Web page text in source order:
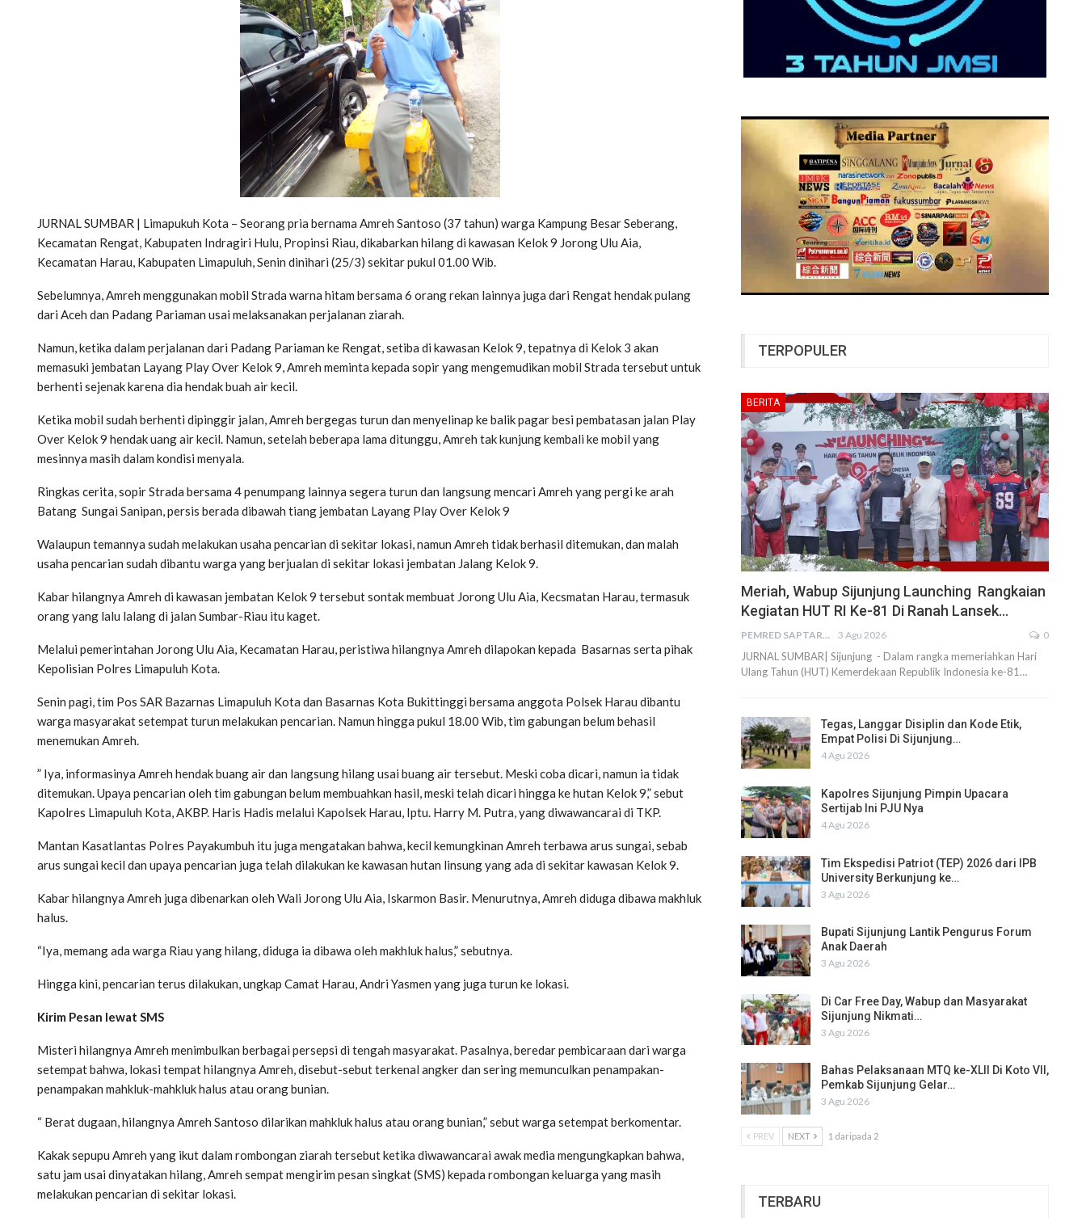
JURNAL SUMBAR | Limapukuh Kota – Seorang pria bernama Amreh Santoso (37 tahun) warga Kampung Besar Seberang,
Kecamatan Rengat, Kabupaten Indragiri Hulu, Propinsi Riau, dikabarkan hilang di kawasan Kelok 9 Jorong Ulu Aia,
Kecamatan Harau, Kabupaten Limapuluh, Senin dinihari (25/3) sekitar pukul 01.00 Wib.
Sebelumnya, Amreh menggunakan mobil Strada warna hitam bersama 6 orang rekan lainnya juga dari Rengat hendak pulang
dari Aceh dan Padang Pariaman usai melaksanakan perjalanan ziarah.
Namun, ketika dalam perjalanan dari Padang Pariaman ke Rengat, setiba di kawasan Kelok 9, tepatnya di Kelok 3 akan
memasuki jembatan Layang Play Over Kelok 9, Amreh meminta kepada sopir yang mengemudikan mobil Strada tersebut untuk
berhenti sejenak karena dia hendak buah air kecil.
Ketika mobil sudah berhenti dipinggir jalan, Amreh bergegas turun dan menyelinap ke balik pagar besi pembatasan jalan Play
Over Kelok 9 hendak uang air kecil. Namun, setelah beberapa lama ditunggu, Amreh tak kunjung kembali ke mobil yang
mesinnya masih dalam kondisi menyala.
Ringkas cerita, sopir Strada bersama 4 penumpang lainnya segera turun dan langsung mencari Amreh yang pergi ke arah
Batang Sungai Sanipan, persis berada dibawah tiang jembatan Layang Play Over Kelok 9
Walaupun temannya sudah melakukan usaha pencarian di sekitar lokasi, namun Amreh tidak berhasil ditemukan, dan malah
usaha pencarian sudah dibantu warga yang berjualan di sekitar lokasi jembatan Jalang Kelok 9.
Kabar hilangnya Amreh di kawasan jembatan Kelok 9 tersebut sontak membuat Jorong Ulu Aia, Kecsmatan Harau, termasuk
orang yang lalu lalang di jalan Sumbar-Riau itu kaget.
Melalui pemerintahan Jorong Ulu Aia, Kecamatan Harau, peristiwa hilangnya Amreh dilapokan kepada Basarnas serta pihak
Kepolisian Polres Limapuluh Kota.
Senin pagi, tim Pos SAR Bazarnas Limapuluh Kota dan Basarnas Kota Bukittinggi bersama anggota Polsek Harau dibantu
warga masyarakat setempat turun melakukan pencarian. Namun hingga pukul 18.00 Wib, tim gabungan belum behasil
menemukan Amreh.
” Iya, informasinya Amreh hendak buang air dan langsung hilang usai buang air tersebut. Meski coba dicari, namun ia tidak
ditemukan. Upaya pencarian oleh tim gabungan belum membuahkan hasil, meski telah dicari hingga ke hutan Kelok 9,” sebut
Kapolres Limapuluh Kota, AKBP. Haris Hadis melalui Kapolsek Harau, Iptu. Harry M. Putra, yang diwawancarai di TKP.
Mantan Kasatlantas Polres Payakumbuh itu juga mengatakan bahwa, kecil kemungkinan Amreh terbawa arus sungai, sebab
arus sungai kecil dan upaya pencarian juga telah dilakukan ke kawasan hutan linsung yang ada di sekitar kawasan Kelok 9.
Kabar hilangnya Amreh juga dibenarkan oleh Wali Jorong Ulu Aia, Iskarmon Basir. Menurutnya, Amreh diduga dibawa makhluk
halus.
“Iya, memang ada warga Riau yang hilang, diduga ia dibawa oleh makhluk halus,” sebutnya.
Hingga kini, pencarian terus dilakukan, ungkap Camat Harau, Andri Yasmen yang juga turun ke lokasi.
Kirim Pesan lewat SMS
Misteri hilangnya Amreh menimbulkan berbagai persepsi di tengah masyarakat. Pasalnya, beredar pembicaraan dari warga
setempat bahwa, lokasi tempat hilangnya Amreh, disebut-sebut terkenal angker dan sering memunculkan penampakan-
penampakan mahkluk-mahkluk halus atau orang bunian.
“ Berat dugaan, hilangnya Amreh Santoso dilarikan mahkluk halus atau orang bunian,” sebut warga setempat berkomentar.
Kakak sepupu Amreh yang ikut dalam rombongan ziarah tersebut ketika diwawancarai awak media mengungkapkan bahwa,
satu jam usai dinyatakan hilang, Amreh sempat mengirim pesan singkat (SMS) kepada rombongan keluarga yang masih
melakukan pencarian di sekitar lokasi.
TERPOPULER
BERITA
Meriah, Wabup Sijunjung Launching Rangkaian
Kegiatan HUT RI Ke-81 Di Ranah Lansek…
PEMRED SAPTARIUS 3 Agu 2026 0
JURNAL SUMBAR| Sijunjung - Dalam rangka memeriahkan Hari
Ulang Tahun (HUT) Kemerdekaan Republik Indonesia ke-81…
Tegas, Langgar Disiplin dan Kode Etik,
Empat Polisi Di Sijunjung…
4 Agu 2026
Kapolres Sijunjung Pimpin Upacara
Sertijab Ini PJU Nya
4 Agu 2026
Tim Ekspedisi Patriot (TEP) 2026 dari IPB
University Berkunjung ke…
3 Agu 2026
Bupati Sijunjung Lantik Pengurus Forum
Anak Daerah
3 Agu 2026
Di Car Free Day, Wabup dan Masyarakat
Sijunjung Nikmati…
3 Agu 2026
Bahas Pelaksanaan MTQ ke-XLII Di Koto VII,
Pemkab Sijunjung Gelar…
3 Agu 2026
PREV NEXT 1 daripada 2
TERBARU